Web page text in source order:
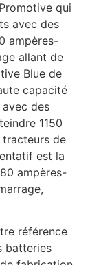
qui
avec des
ampères-
allant de
Blue de
capacité
des
1150
de
est la
ampères-
référence
batteries